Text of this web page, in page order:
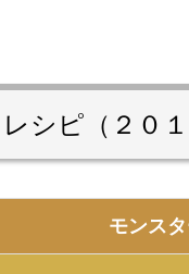
シピ（２０１
モンス